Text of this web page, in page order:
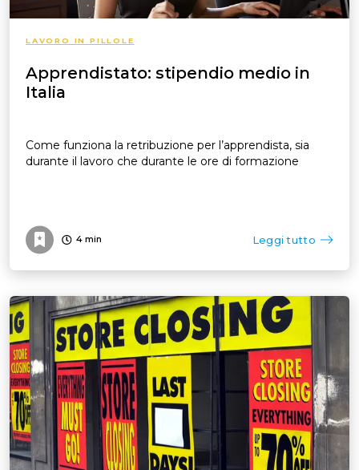
LAVORO IN PILLOLE
Apprendistato: stipendio medio in
Italia
Come funziona la retribuzione per l’apprendista, sia
durante il lavoro che durante le ore di formazione
4 min Leggi tutto